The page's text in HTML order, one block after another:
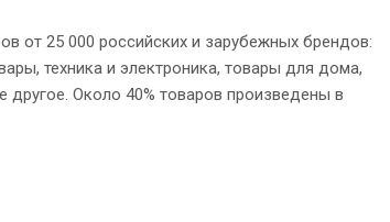
от 25 000 российских и зарубежных брендов:
техника и электроника, товары для дома,
другое. Около 40% товаров произведены в